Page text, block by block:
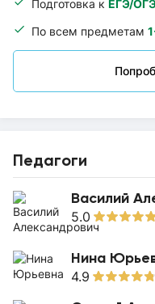
Подготовка к ЕГЭ/
По всем предметам
Педагоги
Василий
5.0
Нина
4.9